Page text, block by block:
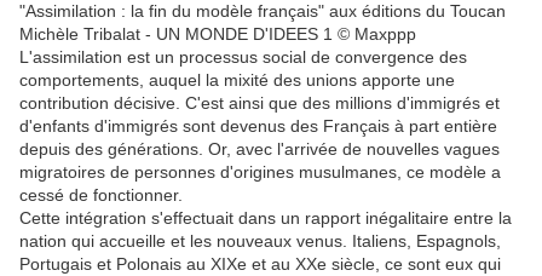
"Assimilation : la fin du modèle français" aux éditions du Toucan
Michèle Tribalat - UN MONDE D'IDEES 1 © Maxppp
L'assimilation est un processus social de convergence des
comportements, auquel la mixité des unions apporte une
contribution décisive. C'est ainsi que des millions d'immigrés et
d'enfants d'immigrés sont devenus des Français à part entière
depuis des générations. Or, avec l'arrivée de nouvelles vagues
migratoires de personnes d'origines musulmanes, ce modèle a
cessé de fonctionner.
Cette intégration s'effectuait dans un rapport inégalitaire entre la
nation qui accueille et les nouveaux venus. Italiens, Espagnols,
Portugais et Polonais au XIXe et au XXe siècle, ce sont eux qui